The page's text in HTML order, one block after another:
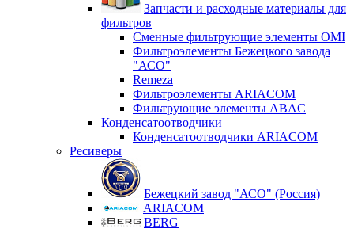
Запчасти и расходные материалы для
фильтров
Сменные фильтрующие элементы OMI
Фильтроэлементы Бежецкого завода
"АСО"
Remeza
Фильтроэлементы ARIACOM
Фильтрующие элементы ABAC
Конденсатоотводчики
Конденсатоотводчики ARIACOM
Ресиверы
Бежецкий завод "АСО" (Россия)
ARIACOM
BERG